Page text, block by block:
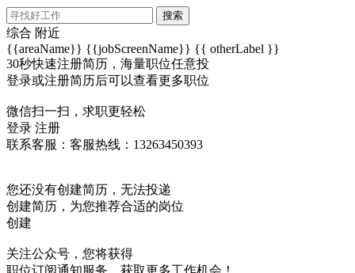
搜索
综合 附近
{{areaName}} {{jobScreenName}} {{ otherLabel }}
30秒快速注册简历，海量职位任意投
登录或注册简历后可以查看更多职位
微信扫一扫，求职更轻松
登录 注册
联系客服：客服热线：13263450393
您还没有创建简历，无法投递
创建简历，为您推荐合适的岗位
创建
关注公众号，您将获得
职位订阅通知服务，获取更多工作机会！